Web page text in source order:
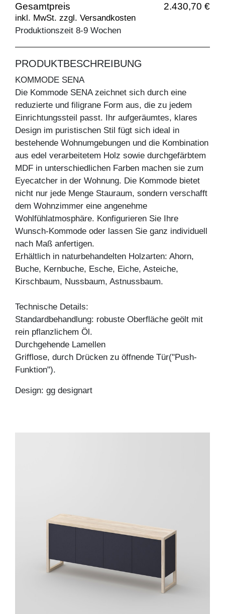
Gesamtpreis 2.430,70 €
inkl. MwSt. zzgl. Versandkosten
Produktionszeit 8-9 Wochen
PRODUKTBESCHREIBUNG
KOMMODE SENA
Die Kommode SENA zeichnet sich durch eine
reduzierte und filigrane Form aus, die zu jedem
Einrichtungssteil passt. Ihr aufgeräumtes, klares
Design im puristischen Stil fügt sich ideal in
bestehende Wohnumgebungen und die Kombination
aus edel verarbeitetem Holz sowie durchgefärbtem
MDF in unterschiedlichen Farben machen sie zum
Eyecatcher in der Wohnung. Die Kommode bietet
nicht nur jede Menge Stauraum, sondern verschafft
dem Wohnzimmer eine angenehme
Wohlfühlatmosphäre. Konfigurieren Sie Ihre
Wunsch-Kommode oder lassen Sie ganz individuell
nach Maß anfertigen.
Erhältlich in naturbehandelten Holzarten: Ahorn,
Buche, Kernbuche, Esche, Eiche, Asteiche,
Kirschbaum, Nussbaum, Astnussbaum.
Technische Details:
Standardbehandlung: robuste Oberfläche geölt mit
rein pflanzlichem Öl.
Durchgehende Lamellen
Grifflose, durch Drücken zu öffnende Tür("Push-
Funktion").
Design: gg designart